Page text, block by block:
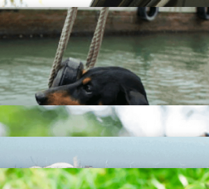
con mascotas y Consejos prácticos